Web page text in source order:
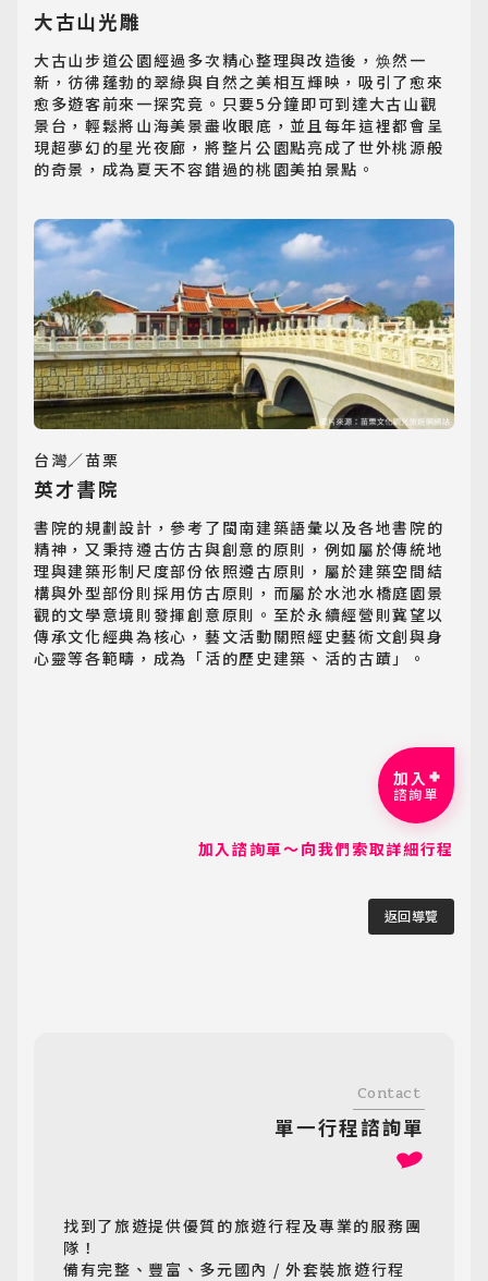
日韓旅遊
東南亞旅遊
Southeast Asia
歐洲旅遊
Europe
郵輪旅遊
Cruiseship
迷你團(包車)
MiniTour
最新消息
Announcement
客製旅遊
Customized Tour
大古山光雕
大古山步道公園經過多次精心整理與改造後，焕然一
新，彷彿蓬勃的翠綠與自然之美相互輝映，吸引了愈來
愈多遊客前來一探究竟。只要5分鐘即可到達大古山觀
景台，輕鬆將山海美景盡收眼底，並且每年這裡都會呈
現超夢幻的星光夜廊，將整片公園點亮成了世外桃源般
的奇景，成為夏天不容錯過的桃園美拍景點。
台灣／苗栗
英才書院
書院的規劃設計，參考了閩南建築語彙以及各地書院的
精神，又秉持遵古仿古與創意的原則，例如屬於傳統地
理與建築形制尺度部份依照遵古原則，屬於建築空間結
構與外型部份則採用仿古原則，而屬於水池水橋庭園景
觀的文學意境則發揮創意原則。至於永續經營則冀望以
傳承文化經典為核心，藝文活動關照經史藝術文創與身
心靈等各範疇，成為「活的歷史建築、活的古蹟」。
返回導覽
加入諮詢單～向我們索取詳細行程
加入
諮詢單
找到了旅遊提供優質的旅遊行程及專業的服務團
隊！
備有完整、豐富、多元國內 / 外套裝旅遊行程
Contact
單一行程諮詢單